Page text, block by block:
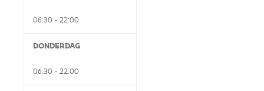
06:30 - 22:00
DONDERDAG
06:30 - 22:00